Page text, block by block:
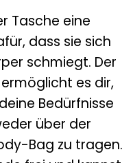
Tasche eine
dass sie sich
schmiegt. Der
es dir,
Bedürfnisse
über der
Bag zu tragen.